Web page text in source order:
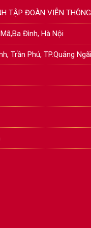
TẬP ĐOÀN VIỄN
Đình, Hà Nội
Trần Phú, TP.Quảng Ngãi